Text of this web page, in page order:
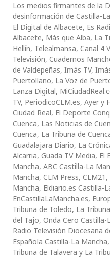
Los medios firmantes de la
desinformación de Castilla-
El Digital de Albacete, Es
Albacete, Más que Alba, La
Hellín, Telealmansa, Canal 4
Televisión, Cuadernos
de Valdepeñas, Imás TV,
Puertollano, La Voz de
Lanza Digital,
TV, PeriodicoCLM.es, Ayer y
Ciudad Real, El Deporte
Cuenca, Las Noticias de
Cuenca, La Tribuna de
Guadalajara Diario, La
Alcarria, Guada TV Media, El
Mancha, ABC Castilla-La
Mancha, CLM Press,
Mancha, Eldiario.es Castilla-
EnCastillaLaMancha.es,
Tribuna de Toledo, La
del Tajo, Onda Cero
Radio Televisión Diocesana
Española Castilla-La
Tribuna de Talavera y La